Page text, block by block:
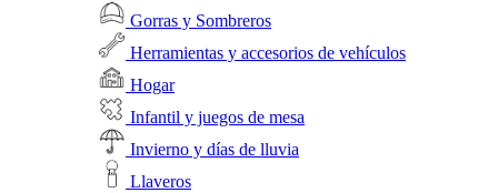
Gorras y Sombreros
Herramientas y accesorios de vehículos
Hogar
Infantil y juegos de mesa
Invierno y días de lluvia
Llaveros